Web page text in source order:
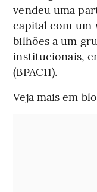
vendeu uma
capital com um
bilhões a um
institucionais,
(BPAC11).
Veja mais em